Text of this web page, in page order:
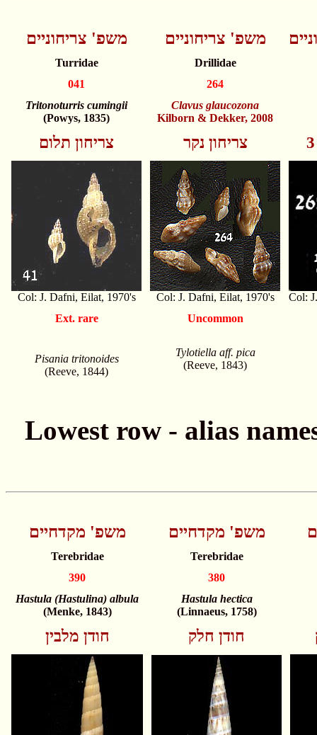
משפ' צריחוניים משפ' צריחוניים
Turridae
Drillidae
041
264
Tritonoturris cumingii
(Powys, 1835)
Clavus glaucozona
Kilborn & Dekker, 2008
צריחון תלום צריחון נקר
Col: J. Dafni, Eilat, 1970's Col: J. Dafni, Eilat, 1970's
Col:
Ext. rare
Uncommon
Pisania tritonoides
(Reeve, 1844)
Tylotiella aff. pica
(Reeve, 1843)
משפ' מקדחיים משפ' מקדחיים
Terebridae
Terebridae
390
380
Hastula (Hastulina) albula
(Menke, 1843)
Hastula hectica
(Linnaeus, 1758)
חודן מלבין חודן חלק